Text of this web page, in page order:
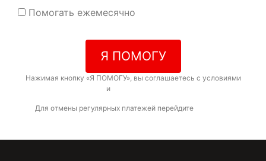
Помогать ежемесячно
Я ПОМОГУ
Нажимая кнопку «Я ПОМОГУ», вы соглашаетесь с условиями
и
Для отмены регулярных платежей перейдите